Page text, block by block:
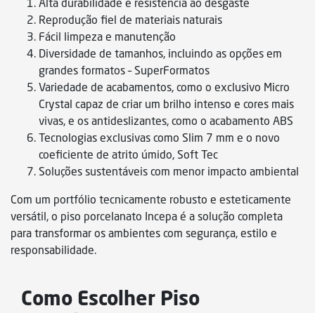
Reprodução fiel de materiais naturais
Fácil limpeza e manutenção
Diversidade de tamanhos, incluindo as opções em
grandes formatos – SuperFormatos
Variedade de acabamentos, como o exclusivo Micro
Crystal capaz de criar um brilho intenso e cores mais
vivas, e os antideslizantes, como o acabamento ABS
Tecnologias exclusivas como Slim 7 mm e o novo
coeficiente de atrito úmido, Soft Tec
Soluções sustentáveis com menor impacto ambiental
Com um portfólio tecnicamente robusto e esteticamente
versátil, o piso porcelanato Incepa é a solução completa
para transformar os ambientes com segurança, estilo e
responsabilidade.
Como Escolher Piso